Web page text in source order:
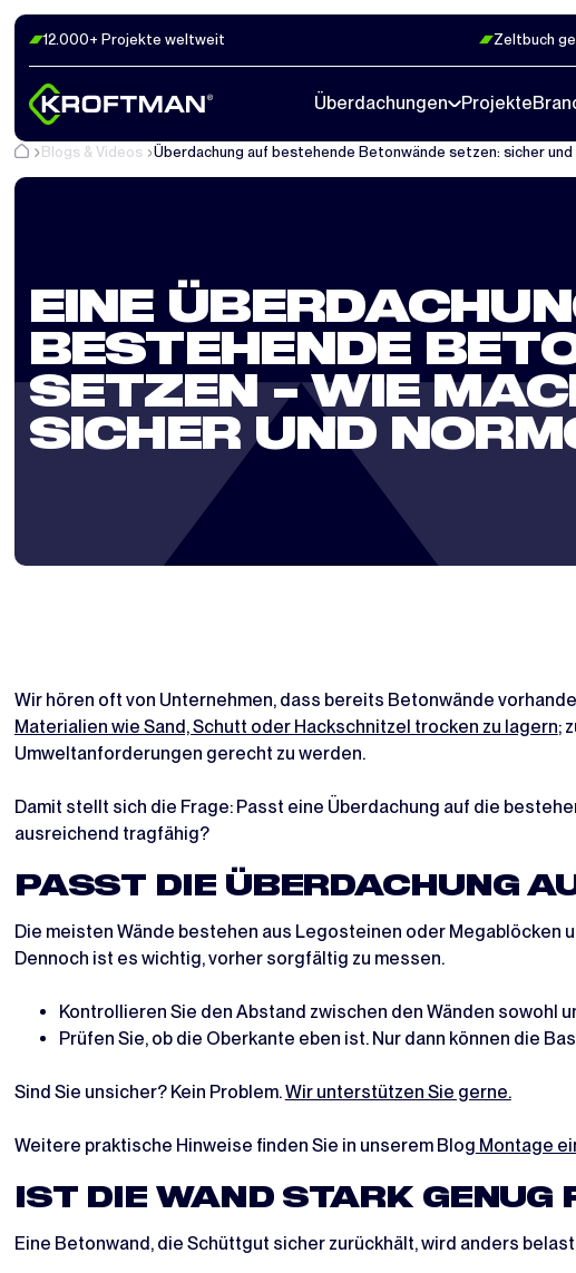
12.000+ Projekte weltweit Zeltbuch
Überdachungen Projekte
Blogs & Videos Überdachung auf bestehende Betonwände setzen: sicher
EINE
BESTEHENDE
SETZEN – WIE
SICHER UND
Wir hören oft von Unternehmen, dass bereits Betonwände
Materialien wie Sand, Schutt oder Hackschnitzel trocken zu lagern;
Umweltanforderungen gerecht zu werden.
Damit stellt sich die Frage: Passt eine Überdachung auf die
ausreichend tragfähig?
PASST DIE ÜBERDACHUNG
Die meisten Wände bestehen aus Legosteinen oder Megablöcken
Dennoch ist es wichtig, vorher sorgfältig zu messen.
Kontrollieren Sie den Abstand zwischen den Wänden sowohl
Prüfen Sie, ob die Oberkante eben ist. Nur dann können die
Sind Sie unsicher? Kein Problem.Wir unterstützen Sie gerne.
Weitere praktische Hinweise finden Sie in unserem Blog Montage
IST DIE WAND STARK
Eine Betonwand, die Schüttgut sicher zurückhält, wird anders